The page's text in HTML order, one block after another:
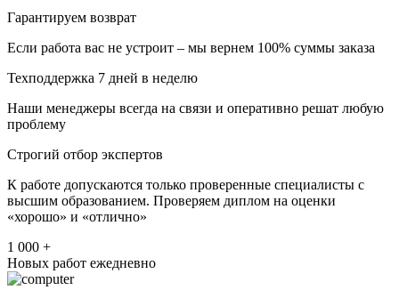
Гарантируем возврат
Если работа вас не устроит – мы вернем 100% суммы заказа
Техподдержка 7 дней в неделю
Наши менеджеры всегда на связи и оперативно решат любую
проблему
Строгий отбор экспертов
К работе допускаются только проверенные специалисты с
высшим образованием. Проверяем диплом на оценки
«хорошо» и «отлично»
1 000 +
Новых работ ежедневно